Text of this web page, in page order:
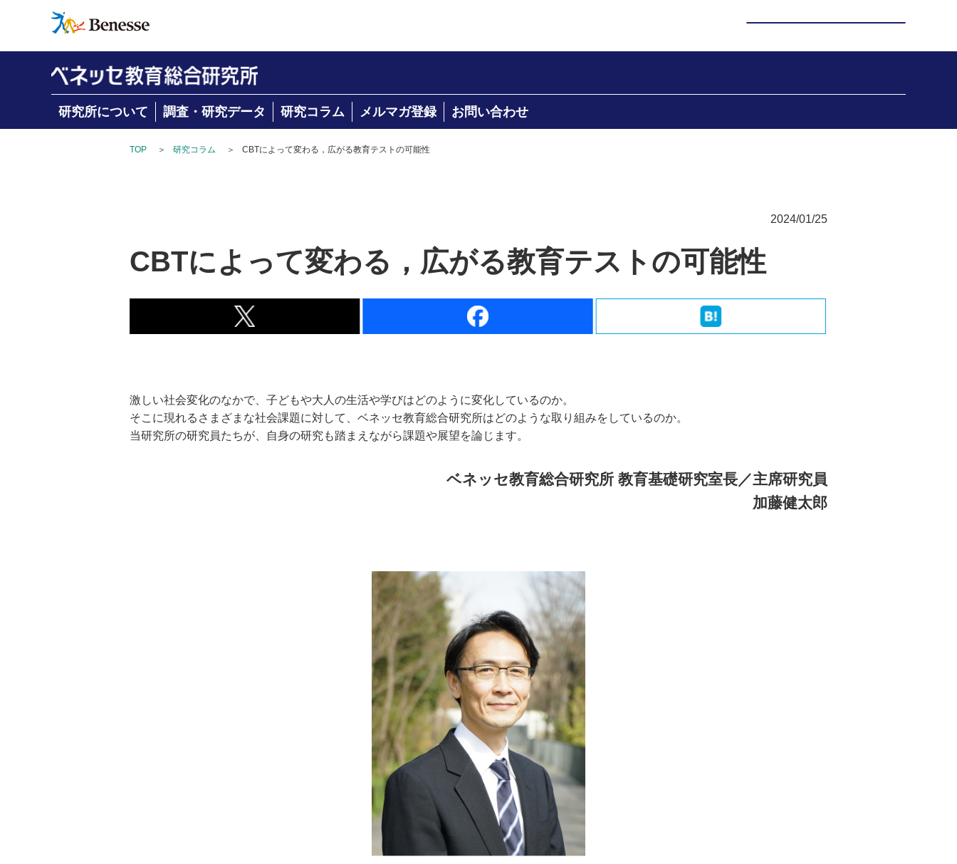
研究所について 調査・研究データ 研究コラム メルマガ登録 お問い合わせ
TOP ＞ 研究コラム ＞ CBTによって変わる，広がる教育テストの可能性
2024/01/25
CBTによって変わる，広がる教育テストの可能性
激しい社会変化のなかで、子どもや大人の生活や学びはどのように変化しているのか。
そこに現れるさまざまな社会課題に対して、ベネッセ教育総合研究所はどのような取り組みをしているのか。
当研究所の研究員たちが、自身の研究も踏まえながら課題や展望を論じます。
ベネッセ教育総合研究所 教育基礎研究室長／主席研究員
加藤健太郎